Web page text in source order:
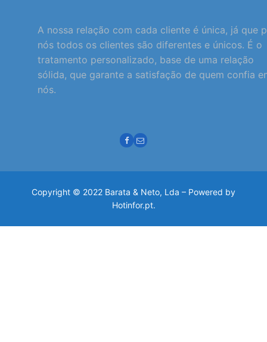
A nossa relação com cada cliente é única, já que
nós todos os clientes são diferentes e únicos. É o
tratamento personalizado, base de uma relação
sólida, que garante a satisfação de quem confia
nós.
Copyright © 2022 Barata & Neto, Lda – Powered by
Hotinfor.pt.